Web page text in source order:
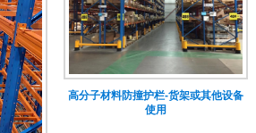
高分子材料防撞护栏-货架或其他设备
使用